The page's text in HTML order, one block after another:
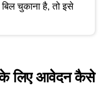
चुकाना है, तो इसे
के लिए आवेदन कैसे